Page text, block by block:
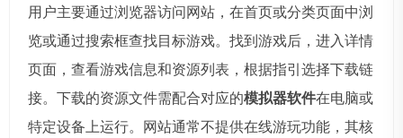
用户主要通过浏览器访问网站，在首页或分类页面中浏
览或通过搜索框查找目标游戏。找到游戏后，进入详情
页面，查看游戏信息和资源列表，根据指引选择下载链
接。下载的资源文件需配合对应的模拟器软件在电脑或
特定设备上运行。网站通常不提供在线游玩功能，其核